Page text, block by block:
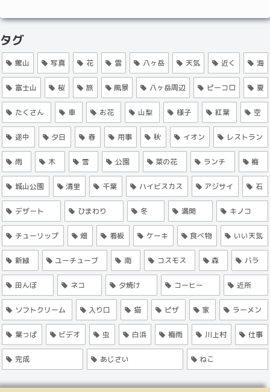
タグ
館山 写真 花 雲 八ヶ岳 天気 近く 海
富士山 桜 旅 風景 八ヶ岳周辺 ピーコロ 夏
たくさん 車 お花 山梨 様子 紅葉 空
途中 夕日 春 用事 秋 イオン レストラン
雨 木 雪 公園 菜の花 ランチ 梅
城山公園 清里 千葉 ハイビスカス アジサイ 石
デザート ひまわり 冬 満開 キノコ
チューリップ 畑 看板 ケーキ 食べ物 いい天気
新緑 ユーチューブ 南 コスモス 森 バラ
田んぼ ネコ 夕焼け コーヒー 近所
ソフトクリーム 入り口 猫 ピザ 家 ラーメン
葉っぱ ビデオ 虫 白浜 梅雨 川上村 仕事
完成 あじさい ねこ